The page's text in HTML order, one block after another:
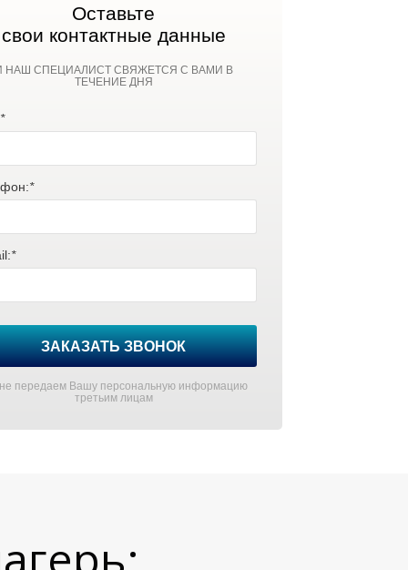
Оставьте
свои контактные данные
НАШ СПЕЦИАЛИСТ СВЯЖЕТСЯ С ВАМИ В
ТЕЧЕНИЕ ДНЯ
*
*
*
ЗАКАЗАТЬ ЗВОНОК
передаем Вашу персональную информацию
третьим лицам